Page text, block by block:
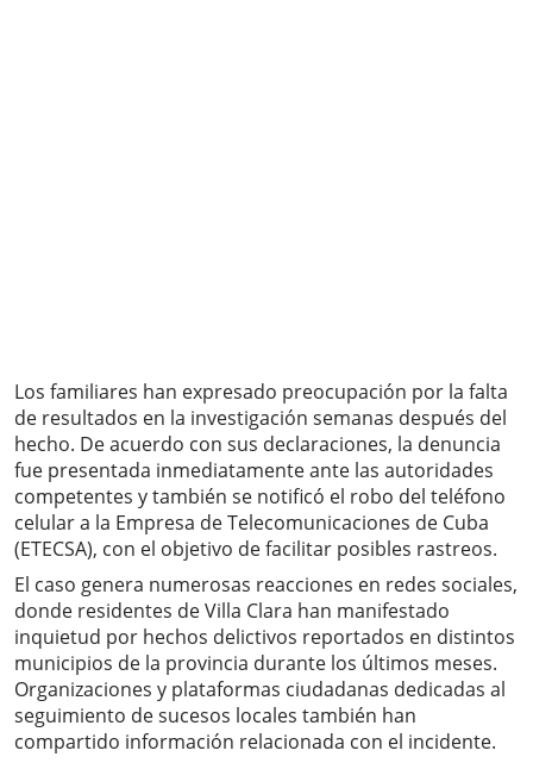
Los familiares han expresado preocupación por la falta
de resultados en la investigación semanas después del
hecho. De acuerdo con sus declaraciones, la denuncia
fue presentada inmediatamente ante las autoridades
competentes y también se notificó el robo del teléfono
celular a la Empresa de Telecomunicaciones de Cuba
(ETECSA), con el objetivo de facilitar posibles rastreos.
El caso genera numerosas reacciones en redes sociales,
donde residentes de Villa Clara han manifestado
inquietud por hechos delictivos reportados en distintos
municipios de la provincia durante los últimos meses.
Organizaciones y plataformas ciudadanas dedicadas al
seguimiento de sucesos locales también han
compartido información relacionada con el incidente.